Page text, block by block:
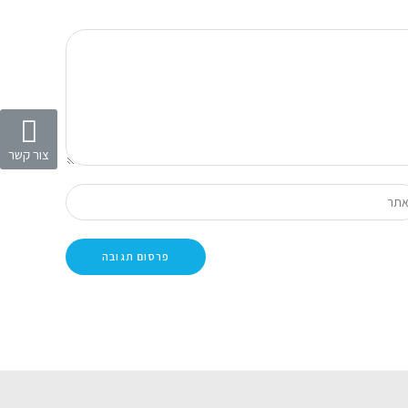
צור קשר